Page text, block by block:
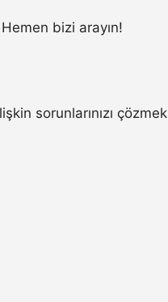
bizi arayın!
sorunlarınızı çözmek